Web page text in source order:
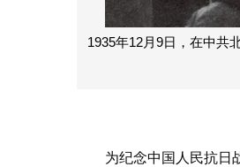
1935年12月9日，在中共
为纪念中国人民抗日